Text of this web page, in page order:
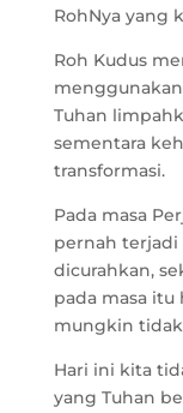
RohNya yang
Roh Kudus
Tuhan
sementara
transformasi.
Pada masa
pernah terjadi
dicurahkan,
pada masa
mungkin
Hari ini kita
yang Tuhan